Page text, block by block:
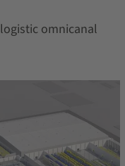
omnicanal